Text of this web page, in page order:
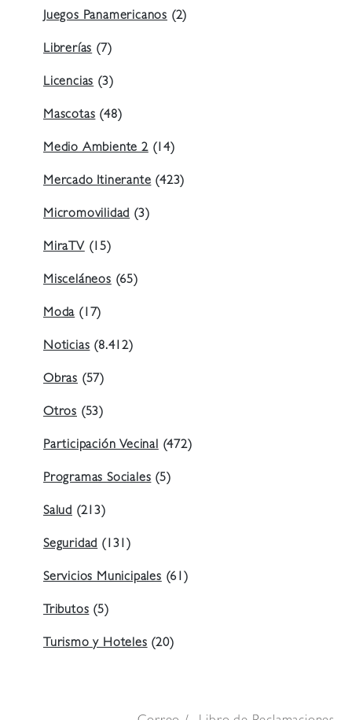
Juegos Panamericanos (2)
Librerías (7)
Licencias (3)
Mascotas (48)
Medio Ambiente 2(14)
Mercado Itinerante (423)
Micromovilidad (3)
MiraTV (15)
Misceláneos (65)
Moda (17)
Noticias (8.412)
Obras (57)
Otros (53)
Participación Vecinal (472)
Programas Sociales (5)
Salud (213)
Seguridad (131)
Servicios Municipales (61)
Tributos (5)
Turismo y Hoteles (20)